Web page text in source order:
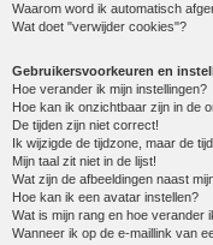
Waarom word ik automatisch
Wat doet "verwijder cookies"?
Gebruikersvoorkeuren en
Hoe verander ik mijn instellingen?
Hoe kan ik onzichtbaar zijn in de
De tijden zijn niet correct!
Ik wijzigde de tijdzone, maar de
Mijn taal zit niet in de lijst!
Wat zijn de afbeeldingen naast
Hoe kan ik een avatar instellen?
Wat is mijn rang en hoe verander
Wanneer ik op de e-maillink van